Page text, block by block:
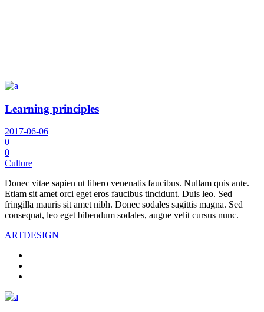
Learning principles
2017-06-06
0
0
Culture
Donec vitae sapien ut libero venenatis faucibus. Nullam quis ante.
Etiam sit amet orci eget eros faucibus tincidunt. Duis leo. Sed
fringilla mauris sit amet nibh. Donec sodales sagittis magna. Sed
consequat, leo eget bibendum sodales, augue velit cursus nunc.
ARTDESIGN